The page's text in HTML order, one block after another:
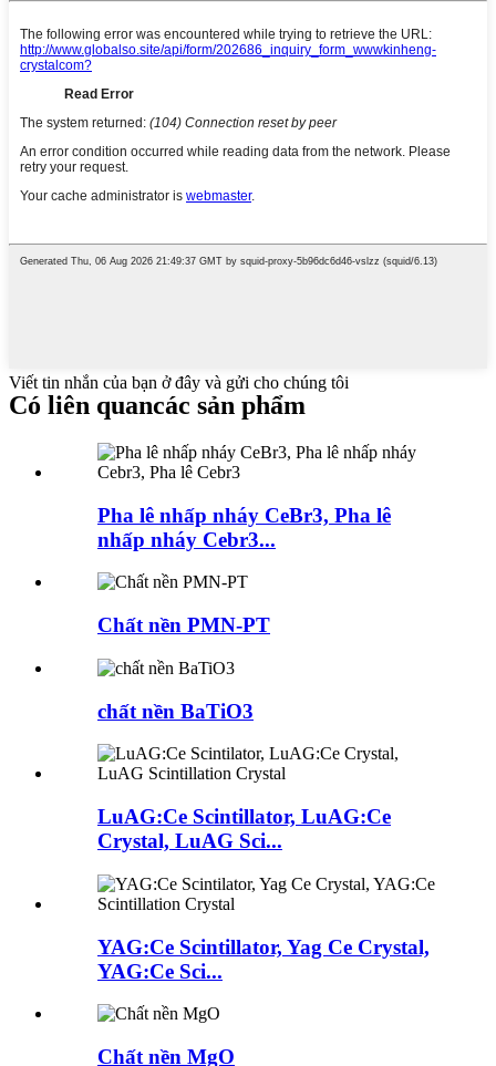
Viết tin nhắn của bạn ở đây và gửi cho chúng tôi
Có liên quancác sản phẩm
Pha lê nhấp nháy CeBr3, Pha lê
nhấp nháy Cebr3...
Chất nền PMN-PT
chất nền BaTiO3
LuAG:Ce Scintillator, LuAG:Ce
Crystal, LuAG Sci...
YAG:Ce Scintillator, Yag Ce Crystal,
YAG:Ce Sci...
Chất nền MgO